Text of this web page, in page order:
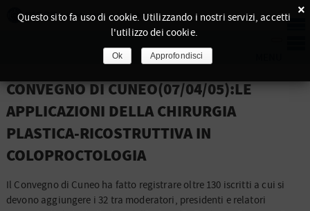
CONVEGNO DI CUNEO(07/04/05):LE
APPLICAZIONI DELLA CHIRURGIA
PLASTICA-RICOSTRUTTIVA IN
COLOPROCTOLOGIA
Il Convegno di Cuneo ha fatto registrare oltre 130 iscritti a cui si
devono aggiungere i 32 tra moderatori, presidenti e relatori
×
Questo sito fa uso di cookie. Utilizzando i nostri servizi, accetti
l'utilizzo dei cookie.
Ok Approfondisci